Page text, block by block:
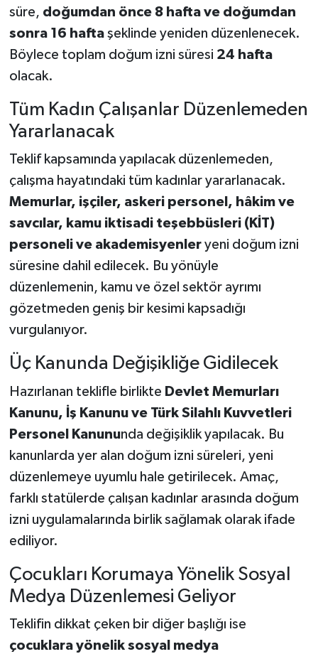
süre, doğumdan önce 8 hafta ve doğumdan
sonra 16 haftaşeklinde yeniden düzenlenecek.
Böylece toplam doğum izni süresi 24 hafta
olacak.
Tüm Kadın Çalışanlar Düzenlemeden
Yararlanacak
Teklif kapsamında yapılacak düzenlemeden,
çalışma hayatındaki tüm kadınlar yararlanacak.
Memurlar, işçiler, askeri personel, hâkim ve
savcılar, kamu iktisadi teşebbüsleri (KİT)
personeli ve akademisyenleryeni doğum izni
süresine dahil edilecek. Bu yönüyle
düzenlemenin, kamu ve özel sektör ayrımı
gözetmeden geniş bir kesimi kapsadığı
vurgulanıyor.
Üç Kanunda Değişikliğe Gidilecek
Hazırlanan teklifle birlikte Devlet Memurları
Kanunu, İş Kanunu ve Türk Silahlı Kuvvetleri
Personel Kanununda değişiklik yapılacak. Bu
kanunlarda yer alan doğum izni süreleri, yeni
düzenlemeye uyumlu hale getirilecek. Amaç,
farklı statülerde çalışan kadınlar arasında doğum
izni uygulamalarında birlik sağlamak olarak ifade
ediliyor.
Çocukları Korumaya Yönelik Sosyal
Medya Düzenlemesi Geliyor
Teklifin dikkat çeken bir diğer başlığı ise
çocuklara yönelik sosyal medya